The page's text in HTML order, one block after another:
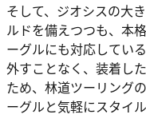
そして、ジオシスの大
ルドを備えつつも、本
ーグルにも対応してい
外すことなく、装着し
ため、林道ツーリング
ーグルと気軽にスタイ